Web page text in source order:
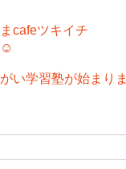
cafeツキイチ
☺
い学習塾が始まりま